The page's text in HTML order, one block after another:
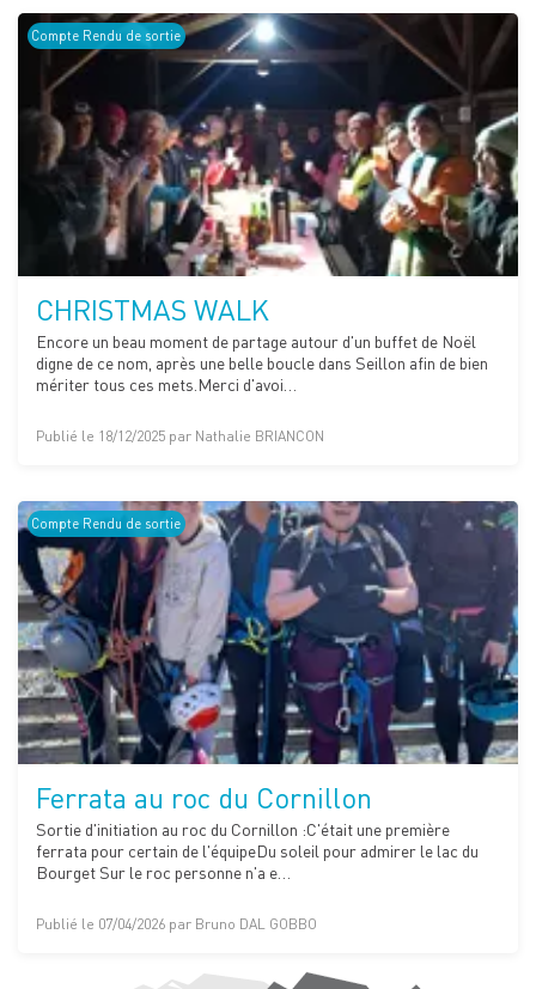
Compte Rendu de sortie
CHRISTMAS WALK
Encore un beau moment de partage autour d'un buffet de Noël
digne de ce nom, après une belle boucle dans Seillon afin de bien
mériter tous ces mets.Merci d'avoi…
Publié le 18/12/2025 par Nathalie BRIANCON
Compte Rendu de sortie
Ferrata au roc du Cornillon
Sortie d'initiation au roc du Cornillon :C'était une première
ferrata pour certain de l'équipeDu soleil pour admirer le lac du
Bourget Sur le roc personne n'a e…
Publié le 07/04/2026 par Bruno DAL GOBBO